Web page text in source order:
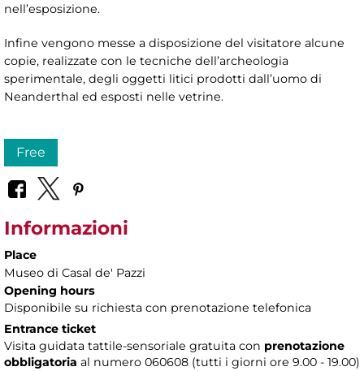
nell’esposizione.
Infine vengono messe a disposizione del visitatore alcune
copie, realizzate con le tecniche dell’archeologia
sperimentale, degli oggetti litici prodotti dall’uomo di
Neanderthal ed esposti nelle vetrine.
Free
Informazioni
Place
Museo di Casal de' Pazzi
Opening hours
Disponibile su richiesta con prenotazione telefonica
Entrance ticket
Visita guidata tattile-sensoriale gratuita con prenotazione
obbligatoria al numero 060608 (tutti i giorni ore 9.00 - 19.00)